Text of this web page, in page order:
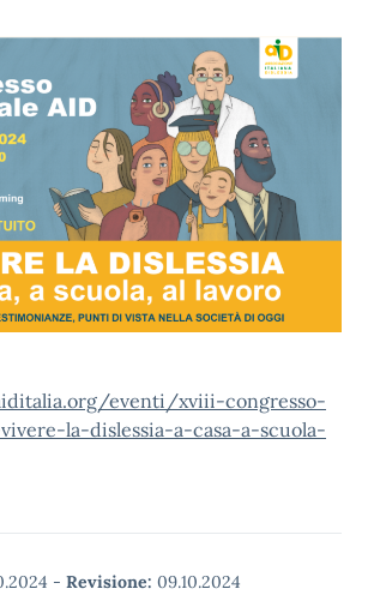
eventi/xviii-congresso-
la-dislessia-a-casa-a-scuola-
- Revisione: 09.10.2024